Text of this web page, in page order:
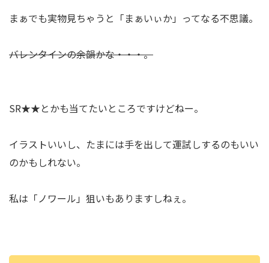
まぁでも実物見ちゃうと「まぁいぃか」ってなる不思議。
バレンタインの余韻かな・・・。
SR★★とかも当てたいところですけどねー。
イラストいいし、たまには手を出して運試しするのもいい
のかもしれない。
私は「ノワール」狙いもありますしねぇ。